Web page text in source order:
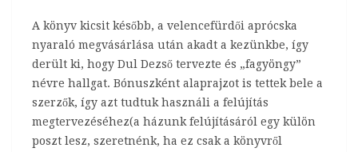
A könyv kicsit később, a velencefürdői aprócska
nyaraló megvásárlása után akadt a kezünkbe, így
derült ki, hogy Dul Dezső tervezte és „fagyöngy”
névre hallgat. Bónuszként alaprajzot is tettek bele a
szerzők, így azt tudtuk használi a felújítás
megtervezéséhez(a házunk felújításáról egy külön
poszt lesz, szeretnénk, ha ez csak a könyvről